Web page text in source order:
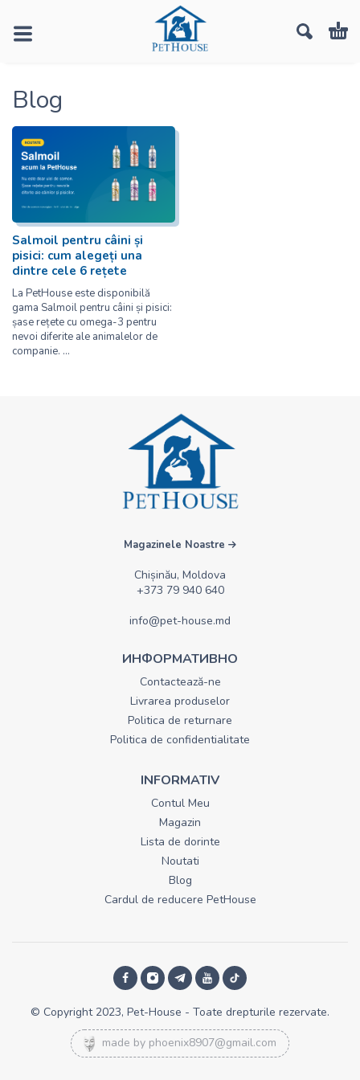
Blog
Salmoil pentru câini și
pisici: cum alegeți una
dintre cele 6 rețete
iulie 14, 2026
La PetHouse este disponibilă
gama Salmoil pentru câini și pisici:
șase rețete cu omega-3 pentru
nevoi diferite ale animalelor de
companie. ...
Magazinele Noastre
Chișinău, Moldova
+373 79 940 640
info@pet-house.md
ИНФОРМАТИВНО
Contactează-ne
Livrarea produselor
Politica de returnare
Politica de confidentialitate
INFORMATIV
Contul Meu
Magazin
Lista de dorinte
Noutati
Blog
Cardul de reducere PetHouse
© Copyright 2023, Pet-House - Toate drepturile rezervate.
made by phoenix8907@gmail.com